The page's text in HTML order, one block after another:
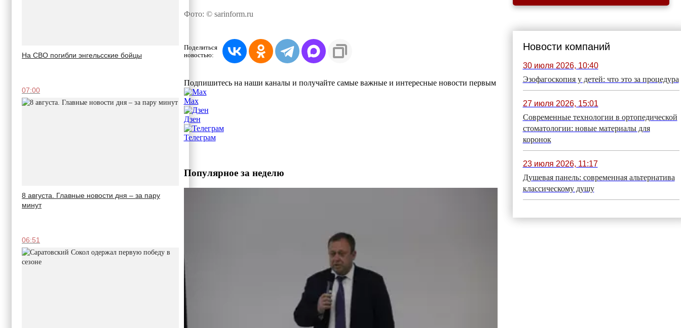
На СВО погибли энгельсские бойцы
07:00
8 августа. Главные новости дня – за пару
минут
06:51
Фото: © sarinform.ru
Поделиться
новостью:
Подпишитесь на наши каналы и получайте самые важные и интересные новости первым
Max
Дзен
Телеграм
Популярное за неделю
Новости компаний
30 июля 2026, 10:40
Эзофагоскопия у детей: что это за процедура
27 июля 2026, 15:01
Современные технологии в ортопедической
стоматологии: новые материалы для
коронок
23 июля 2026, 11:17
Душевая панель: современная альтернатива
классическому душу